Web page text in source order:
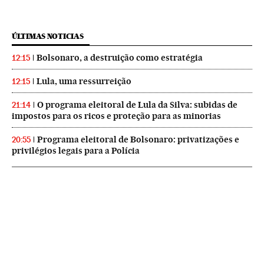
ÚLTIMAS NOTICIAS
12:15 Bolsonaro, a destruição como estratégia
12:15 Lula, uma ressurreição
21:14
O programa eleitoral de Lula da Silva: subidas de
impostos para os ricos e proteção para as minorias
20:55
Programa eleitoral de Bolsonaro: privatizações e
privilégios legais para a Polícia